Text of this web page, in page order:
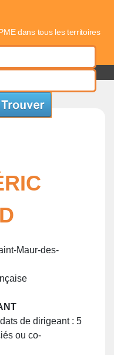
dans tous les territoires
Maur-des-
de dirigeant : 5
ou co-